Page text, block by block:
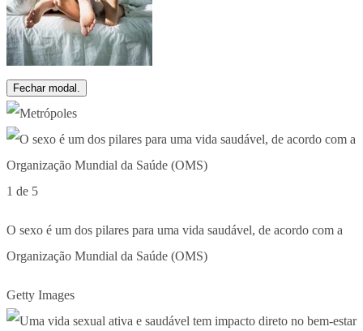
Fechar modal.
1 de 5
O sexo é um dos pilares para uma vida saudável, de acordo com a
Organização Mundial da Saúde (OMS)
Getty Images